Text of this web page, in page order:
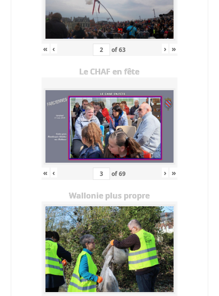
« ‹ of63 › »
Le CHAF en fête
« ‹ of69 › »
Wallonie plus propre